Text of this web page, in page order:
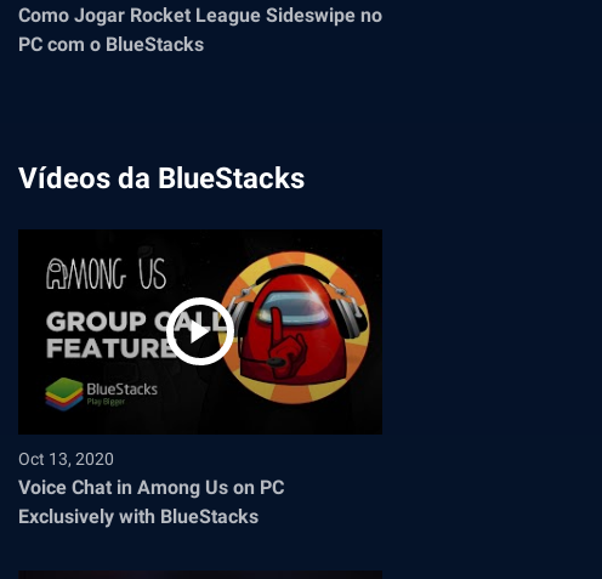
Como Jogar Rocket League Sideswipe no
PC com o BlueStacks
Vídeos da BlueStacks
Oct 13, 2020
Voice Chat in Among Us on PC
Exclusively with BlueStacks